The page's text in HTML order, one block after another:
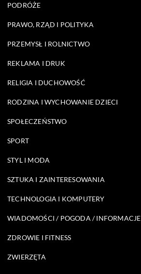
PODRÓŻE
PRAWO, RZĄD I POLITYKA
PRZEMYSŁ I ROLNICTWO
REKLAMA I DRUK
RELIGIA I DUCHOWOŚĆ
RODZINA I WYCHOWANIE DZIECI
SPOŁECZEŃSTWO
SPORT
STYL I MODA
SZTUKA I ZAINTERESOWANIA
TECHNOLOGIA I KOMPUTERY
WIADOMOŚCI / POGODA / INFORMACJE
ZDROWIE I FITNESS
ZWIERZĘTA